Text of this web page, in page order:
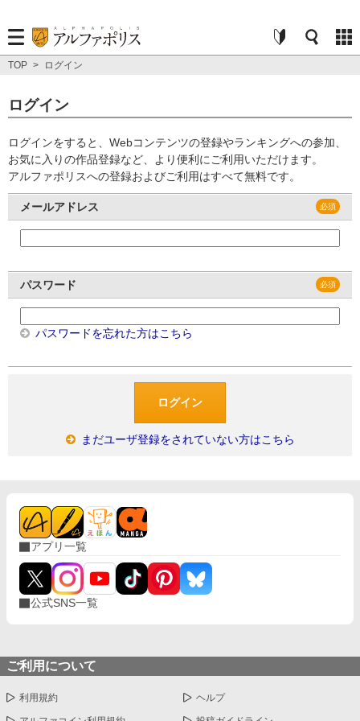
TOP > ログイン
ログイン
ログインをすると、Webコンテンツの登録やランキングへの参加、
お気に入りの作品登録など、より便利にご利用いただけます。
アルファポリスへの登録およびご利用はすべて無料です。
メールアドレス
パスワード
パスワードを忘れた方はこちら
まだユーザ登録をされていない方はこちら
アプリ一覧
公式SNS一覧
ご利用について
利用規約 ヘルプ